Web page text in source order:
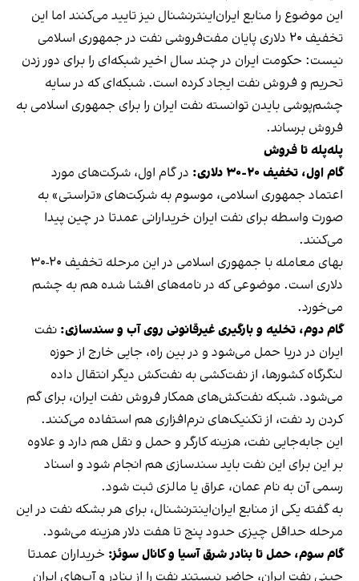
این موضوع را منابع ایران‌اینترنشنال نیز تایید می‌کنند اما این
تخفیف ۲۰ دلاری پایان مفت‌فروشی نفت در جمهوری اسلامی
نیست:‌ حکومت ایران در چند سال اخیر شبکه‌ای را برای دور زدن
تحریم و فروش نفت ایجاد کرده است. شبکه‌ای که در سایه
چشم‌پوشی بایدن توانسته نفت ایران را برای جمهوری اسلامی به
فروش برساند.
پله‌پله تا فروش
گام اول، تخفیف ۲۰-۳۰ دلاری:
در گام اول، شرکت‌های مورد
اعتماد جمهوری اسلامی، موسوم به شرکت‌های «تراستی» به
صورت واسطه برای نفت ایران خریدارانی عمدتا در چین پیدا
می‌کنند.
بهای معامله با جمهوری اسلامی در این مرحله تخفیف ۲۰-۳۰
دلاری است. موضوعی که در نامه‌های افشا شده هم به چشم
می‌خورد.
گام دوم، تخلیه و بارگیری غیرقانونی روی آب و سندسازی: نفت
ایران در دریا حمل می‌شود و در بین راه، جایی خارج از حوزه
لنگرگاه کشورها، از نفت‌کشی به نفت‌کش دیگر انتقال داده
می‌شود. شبکه نفت‌کش‌های همکار فروش نفت ایران، برای گم
کردن رد نفت، از تکنیک‌های نرم‌افزاری هم استفاده می‌کنند.
این جابه‌جایی نفت، هزینه کارگر و حمل و نقل هم دارد و علاوه
بر این برای این نفت باید سند‌سازی هم انجام شود و اسناد
رسمی آن به نام عمان، عراق یا مالزی ثبت شود.
به گفته یکی از منابع ایران‌اینترنشنال، برای هر بشکه نفت در این
مرحله حداقل چیزی حدود پنج تا هفت دلار هزینه می‌شود.
گام سوم، حمل تا بنادر شرق آسیا و کانال سوئز: خریداران عمدتا
چینی نفت ایران، حاضر نیستند نفت را از بنادر و آب‌های ایران